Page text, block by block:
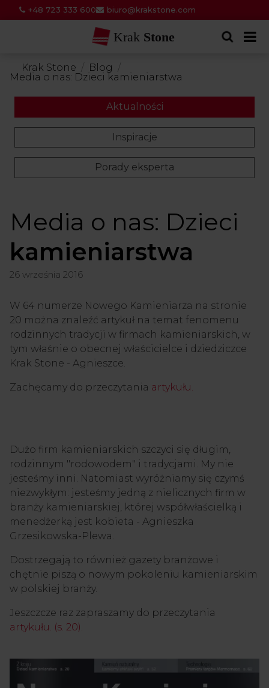
+48 723 333 600 biuro@krakstone.com
Krak Stone
Krak Stone
Blog
Media o nas: Dzieci kamieniarstwa
Media o nas: Dzieci
kamieniarstwa
26 września 2016
Aktualności
Inspiracje
Porady eksperta
W 64 numerze Nowego Kamieniarza na stronie
20 można znaleźć artykuł na temat fenomenu
rodzinnych tradycji w firmach kamieniarskich, w
tym właśnie o obecnej właścicielce i dziedziczce
Krak Stone - Agnieszce.
Zachęcamy do przeczytania artykułu.
Dużo firm kamieniarskich szczyci się długim,
rodzinnym "rodowodem" i tradycjami. My nie
jesteśmy inni. Natomiast wyróżniamy się czymś
niezwykłym: jesteśmy jedną z nielicznych firm w
branży kamieniarskiej, której współwłaścielką i
menedżerką jest kobieta - Agnieszka
Grzesikowska-Plewa.
Dostrzegają to również gazety branżowe i
chętnie piszą o nowym pokoleniu kamieniarskim
w polskiej branży.
Jeszczcze raz zapraszamy do przeczytania
artykułu. (s. 20).